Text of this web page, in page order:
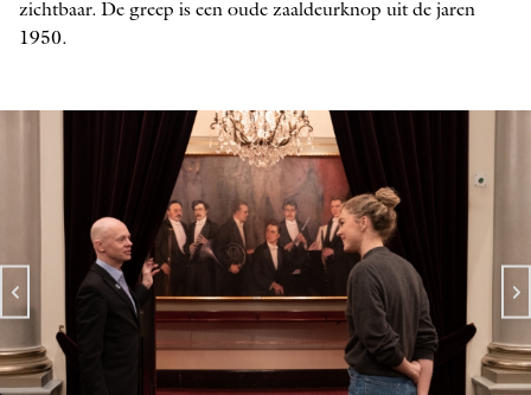
zichtbaar. De greep is een oude zaaldeurknop uit de jaren
1950.